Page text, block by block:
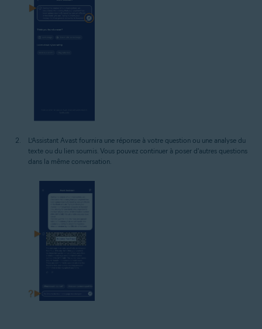
L’Assistant Avast fournira une réponse à votre question ou une analyse du
texte ou du lien soumis. Vous pouvez continuer à poser d'autres questions
dans la même conversation.